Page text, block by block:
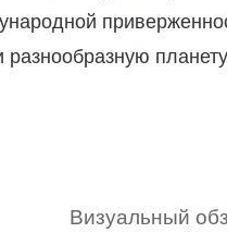
разнообразную
Визуальный